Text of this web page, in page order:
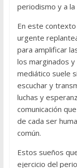
periodismo y a la
En este
urgente
para amplificar
los marginados
mediático suele
escuchar y
luchas y
comunicación
de cada ser
común.
Estos sueños
ejercicio del